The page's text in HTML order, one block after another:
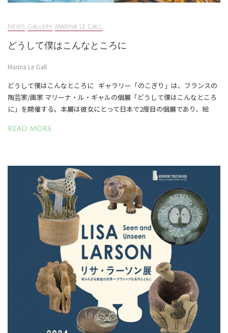
News, Gallery, Marina Le Gall
どうして僕はこんなところに
Marina Le Gall
どうして僕はこんなところに ギャラリー「のこぎり」は、フランスの
陶芸家/画家 マリーナ・ル・ギャルの個展「どうして僕はこんなところ
に」を開催する。本展は彼女にとって日本で2度目の個展であり、絵
READ MORE